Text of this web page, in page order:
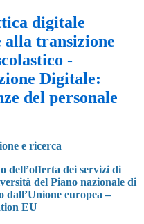
digitale
alla transizione
-
Digitale:
del personale
e ricerca
dell’offerta dei servizi di
del Piano nazionale di
dall’Unione europea –
EU